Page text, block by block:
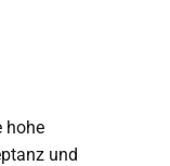
hohe
und